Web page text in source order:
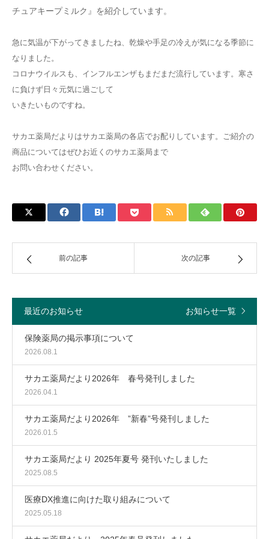
チュアキープミルク』を紹介しています。
急に気温が下がってきましたね、乾燥や手足の冷えが気になる季節に
なりました。
コロナウイルスも、インフルエンザもまだまだ流行しています。寒さ
に負けず日々元気に過ごして
いきたいものですね。
サカエ薬局だよりはサカエ薬局の各店でお配りしています。ご紹介の
商品についてはぜひお近くのサカエ薬局まで
お問い合わせください。
前の記事 次の記事
最近のお知らせ お知らせ一覧
保険薬局の掲示事項について
2026.08.1
サカエ薬局だより2026年 春号発刊しました
2026.04.1
サカエ薬局だより2026年 ”新春”号発刊しました
2026.01.5
サカエ薬局だより 2025年夏号 発刊いたしました
2025.08.5
医療DX推進に向けた取り組みについて
2025.05.18